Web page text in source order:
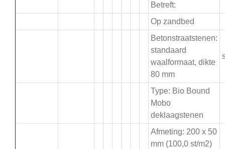
Betreft:
Op zandbed
Betonstraatstenen:
standaard
waalformaat, dikte
80 mm
Type: Bio Bound
Mobo
deklaagstenen
Afmeting: 200 x 50
mm (100,0 st/m2)